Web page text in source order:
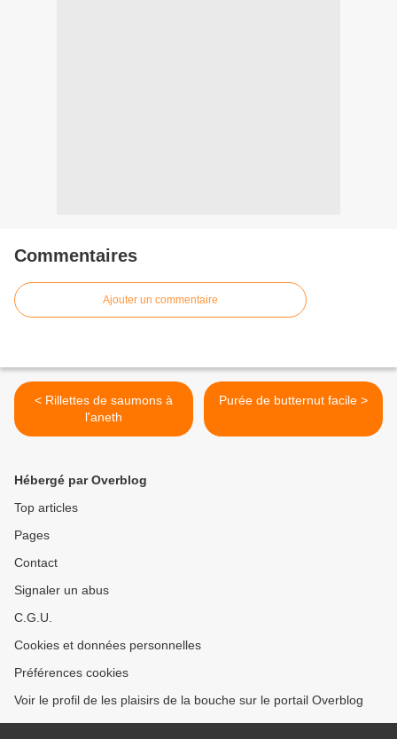
Commentaires
Ajouter un commentaire
< Rillettes de saumons à
l'aneth
Purée de butternut facile >
Hébergé par Overblog
Top articles
Pages
Contact
Signaler un abus
C.G.U.
Cookies et données personnelles
Préférences cookies
Voir le profil de les plaisirs de la bouche sur le portail Overblog